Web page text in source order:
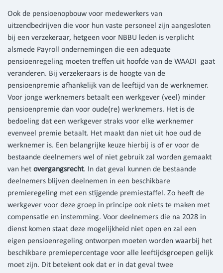
Ook de pensioenopbouw voor medewerkers van
uitzendbedrijven die voor hun vaste personeel zijn aangesloten
bij een verzekeraar, hetgeen voor NBBU leden is verplicht
alsmede Payroll ondernemingen die een adequate
pensioenregeling moeten treffen uit hoofde van de WAADI gaat
veranderen. Bij verzekeraars is de hoogte van de
pensioenpremie afhankelijk van de leeftijd van de werknemer.
Voor jonge werknemers betaalt een werkgever (veel) minder
pensioenpremie dan voor oude(re) werknemers. Het is de
bedoeling dat een werkgever straks voor elke werknemer
evenveel premie betaalt. Het maakt dan niet uit hoe oud de
werknemer is. Een belangrijke keuze hierbij is of er voor de
bestaande deelnemers wel of niet gebruik zal worden gemaakt
van het overgangsrecht. In dat geval kunnen de bestaande
deelnemers blijven deelnemen in een beschikbare
premieregeling met een stijgende premiestaffel. Zo heeft de
werkgever voor deze groep in principe ook niets te maken met
compensatie en instemming. Voor deelnemers die na 2028 in
dienst komen staat deze mogelijkheid niet open en zal een
eigen pensioenregeling ontworpen moeten worden waarbij het
beschikbare premiepercentage voor alle leeftijdsgroepen gelijk
moet zijn. Dit betekent ook dat er in dat geval twee